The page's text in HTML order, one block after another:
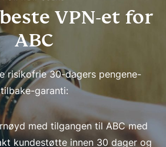
VPN-et for
ABC
risikofrie 30-dagers pengene-
tilbake-garanti:
med tilgangen til ABC med
kundestøtte innen 30 dager og